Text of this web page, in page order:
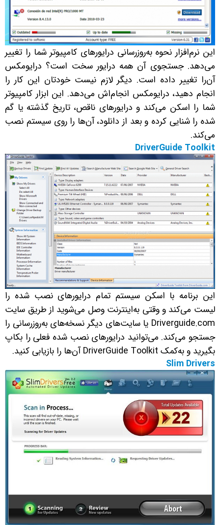
این نرم‌افزار نحوه به‌روزرسانی درایورهای کامپیوتر شما را تغییر
می‌دهد. جستجوی آن همه درایور سخت است؟ درایومکس
آن‌را تغییر داده است. دیگر لازم نیست خودتان این کار را
انجام دهید، درایومکس انجام‌اش می‌دهد. این ابزار کامپیوتر
شما را اسکن می‌کند و درایورهای ناقص، تاریخ گذشته یا گم
شده را شنایی کرده و بعد از دانلود، آن‌ها را روی سیستم نصب
می‌کند.
DriverGuide Toolkit
این برنامه با اسکن سیستم تمام درایورهای نصب شده را
لیست می‌کند و وقتی به‌اینترنت وصل می‌شوید از طریق سایت
Driverguide.com یا سایت‌های دیگر نسخه‌های به‌روزرسانی را
جستجو می‌کند. می‌توانید درایورهای نصب شده فعلی را بکاپ
بگیرید و به‌کمک DriverGuide Toolkit آن‌ها را بازیابی کنید.
Slim Drivers